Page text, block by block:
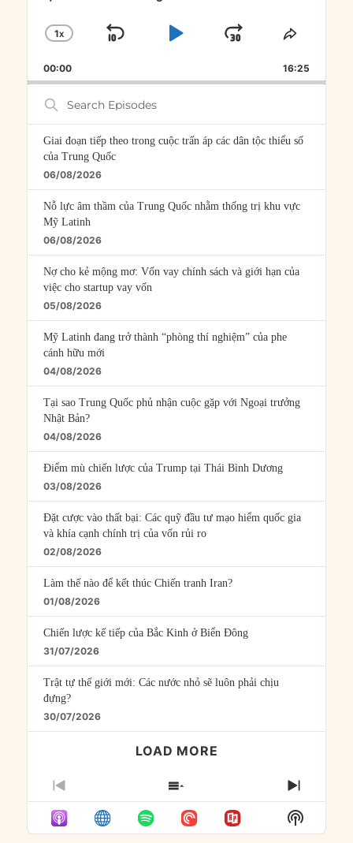
CHANGE
RATE
1X
SKIP
PLAYJUMP
FORWARD
SHARE
00:00 16:25
Search
Episodes
Giai đoạn tiếp theo trong cuộc trấn áp các dân tộc thiểu số
của Trung Quốc
06/08/2026
Nỗ lực âm thầm của Trung Quốc nhằm thống trị khu vực
Mỹ Latinh
06/08/2026
Nợ cho kẻ mộng mơ: Vốn vay chính sách và giới hạn của
việc cho startup vay vốn
05/08/2026
Mỹ Latinh đang trở thành “phòng thí nghiệm” của phe
cánh hữu mới
04/08/2026
Tại sao Trung Quốc phủ nhận cuộc gặp với Ngoại trưởng
Nhật Bản?
04/08/2026
Điểm mù chiến lược của Trump tại Thái Bình Dương
03/08/2026
Đặt cược vào thất bại: Các quỹ đầu tư mạo hiểm quốc gia
và khía cạnh chính trị của vốn rủi ro
02/08/2026
Làm thế nào để kết thúc Chiến tranh Iran?
01/08/2026
Chiến lược kế tiếp của Bắc Kinh ở Biển Đông
31/07/2026
Trật tự thế giới mới: Các nước nhỏ sẽ luôn phải chịu
đựng?
30/07/2026
LOAD MORE
PREVIOUS
EPISODE
SHOW
EPISODES
LIST
NEXT
Show
Podcast